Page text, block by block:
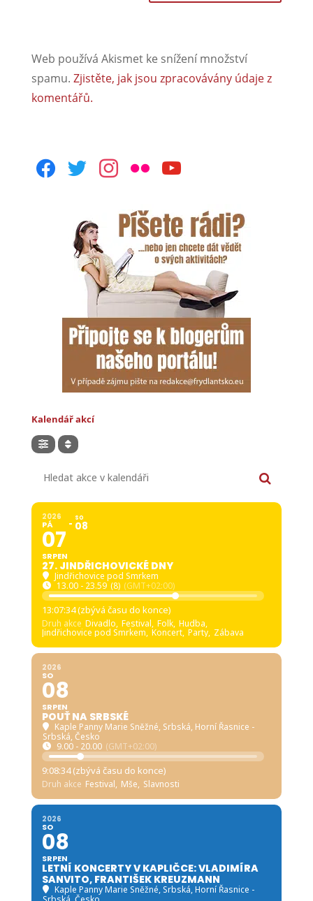
Web používá Akismet ke snížení množství
spamu. Zjistěte, jak jsou zpracovávány údaje z
komentářů.
facebooktwitterinstagram
flickr youtube
Kalendář akcí
2026
PÁ
07
SRPEN
SO
08
27. JINDŘICHOVICKÉ DNY
Jindřichovice pod Smrkem
13.00 - 23.59 (8) (GMT+02:00)
13:07:33 (zbývá času do konce)
Druh akce Divadlo, Festival, Folk, Hudba,
Jindřichovice pod Smrkem, Koncert, Party, Zábava
2026
SO
08
SRPEN
POUŤ NA SRBSKÉ
Kaple Panny Marie Sněžné, Srbská, Horní Řasnice -
Srbská, Česko
9.00 - 20.00 (GMT+02:00)
9:08:33 (zbývá času do konce)
Druh akce Festival, Mše, Slavnosti
2026
SO
08
SRPEN
LETNÍ KONCERTY V KAPLIČCE: VLADIMÍRA
SANVITO, FRANTIŠEK KREUZMANN
Kaple Panny Marie Sněžné, Srbská, Horní Řasnice -